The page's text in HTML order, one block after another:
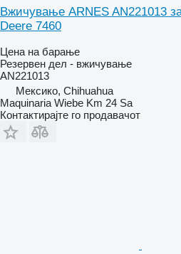
Вжичување ARNES AN221013
Deere 7460
Цена на барање
Резервен дел - вжичување
AN221013
Мексико, Chihuahua
Maquinaria Wiebe Km 24 Sa
Контактирајте го продавачот